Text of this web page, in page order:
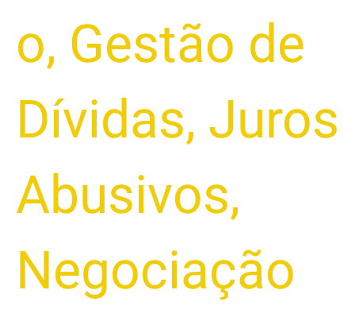
o, Gestão de
Dívidas, Juros
Abusivos,
Negociação